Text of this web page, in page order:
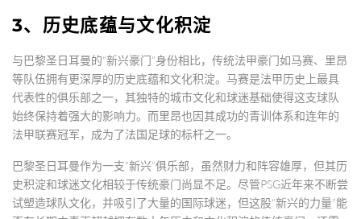
3、历史底蕴与文化积淀
与巴黎圣日耳曼的“新兴豪门”身份相比，传统法甲豪门如马赛、里昂
等队伍拥有更深厚的历史底蕴和文化积淀。马赛是法甲历史上最具
代表性的俱乐部之一，其独特的城市文化和球迷基础使得这支球队
始终保持着强大的影响力。而里昂也因其成功的青训体系和连年的
法甲联赛冠军，成为了法国足球的标杆之一。
巴黎圣日耳曼作为一支“新兴”俱乐部，虽然财力和阵容雄厚，但其历
史积淀和球迷文化相较于传统豪门尚显不足。尽管PSG近年来不断尝
试塑造球队文化，并吸引了大量的国际球迷，但这股“新兴的力量”能